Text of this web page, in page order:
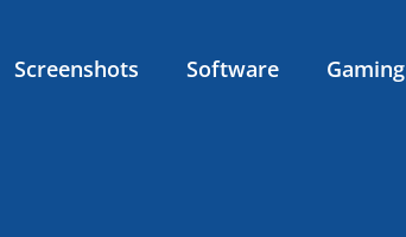
Screenshots Software Gaming